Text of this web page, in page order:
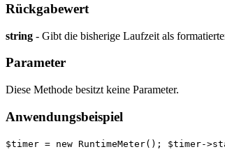
Rückgabewert
string - Gibt die bisherige Laufzeit als
Parameter
Diese Methode besitzt keine Parameter.
Anwendungsbeispiel
$timer = new RuntimeMeter(); $timer-